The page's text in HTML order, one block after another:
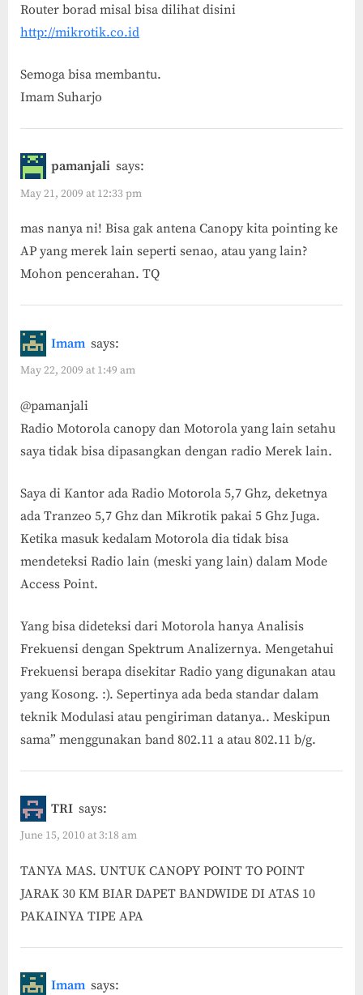
Router borad misal bisa dilihat disini
http://mikrotik.co.id
Semoga bisa membantu.
Imam Suharjo
pamanjali says:
May 21, 2009 at 12:33 pm
mas nanya ni! Bisa gak antena Canopy kita pointing ke
AP yang merek lain seperti senao, atau yang lain?
Mohon pencerahan. TQ
Imam says:
May 22, 2009 at 1:49 am
@pamanjali
Radio Motorola canopy dan Motorola yang lain setahu
saya tidak bisa dipasangkan dengan radio Merek lain.
Saya di Kantor ada Radio Motorola 5,7 Ghz, deketnya
ada Tranzeo 5,7 Ghz dan Mikrotik pakai 5 Ghz Juga.
Ketika masuk kedalam Motorola dia tidak bisa
mendeteksi Radio lain (meski yang lain) dalam Mode
Access Point.
Yang bisa dideteksi dari Motorola hanya Analisis
Frekuensi dengan Spektrum Analizernya. Mengetahui
Frekuensi berapa disekitar Radio yang digunakan atau
yang Kosong. :). Sepertinya ada beda standar dalam
teknik Modulasi atau pengiriman datanya.. Meskipun
sama” menggunakan band 802.11 a atau 802.11 b/g.
TRI says:
June 15, 2010 at 3:18 am
TANYA MAS. UNTUK CANOPY POINT TO POINT
JARAK 30 KM BIAR DAPET BANDWIDE DI ATAS 10
PAKAINYA TIPE APA
Imam says: